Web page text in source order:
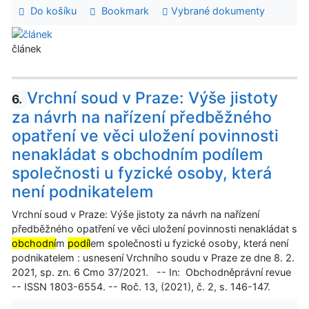
Do košíku Bookmark Vybrané dokumenty
článek
6. Vrchní soud v Praze: Výše jistoty
za návrh na nařízení předběžného
opatření ve věci uložení povinnosti
nenakládat s obchodním podílem
společnosti u fyzické osoby, která
není podnikatelem
Vrchní soud v Praze: Výše jistoty za návrh na nařízení
předběžného opatření ve věci uložení povinnosti nenakládat s
obchodním podílem společnosti u fyzické osoby, která není
podnikatelem : usnesení Vrchního soudu v Praze ze dne 8. 2.
2021, sp. zn. 6 Cmo 37/2021. -- In: Obchodněprávní revue
-- ISSN 1803-6554. -- Roč. 13, (2021), č. 2, s. 146-147.